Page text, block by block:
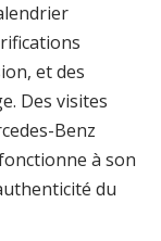
et des
Des visites
Benz
à son
du